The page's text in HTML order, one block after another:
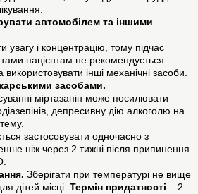
автомобілем та іншими
увагу і концентрацію, тому підчас
пацієнтам не рекомендується
інші механічні засоби.
засобами.
міртазапін може посилювати
депресивну дію алкоголю на
застосовувати одночасно з
ніж через 2 тижні після припинення
Зберігати при температурі не вище
дітей місці. Термін придатності – 2